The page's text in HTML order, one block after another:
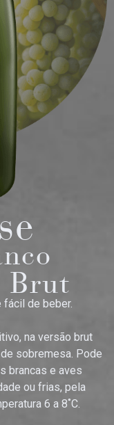
Brut
fácil de beber.
na versão brut
sobremesa. Pode
brancas e aves
ou frias, pela
6 a 8˚C.